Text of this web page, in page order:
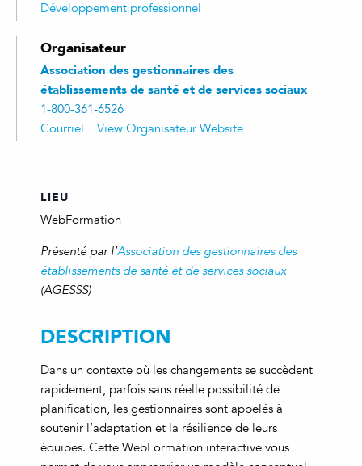
Développement professionnel
Organisateur
Association des gestionnaires des
établissements de santé et de services sociaux
1-800-361-6526
Courriel
View Organisateur Website
LIEU
WebFormation
Présenté par l’Association des gestionnaires des
établissements de santé et de services sociaux
(AGESSS)
DESCRIPTION
Dans un contexte où les changements se succèdent
rapidement, parfois sans réelle possibilité de
planification, les gestionnaires sont appelés à
soutenir l’adaptation et la résilience de leurs
équipes. Cette WebFormation interactive vous